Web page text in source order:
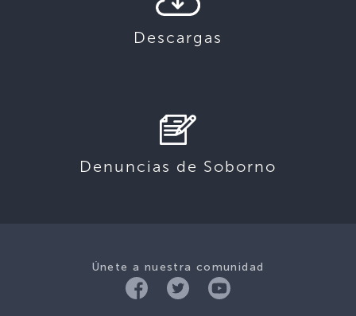
Descargas
Denuncias de Soborno
Únete a nuestra comunidad